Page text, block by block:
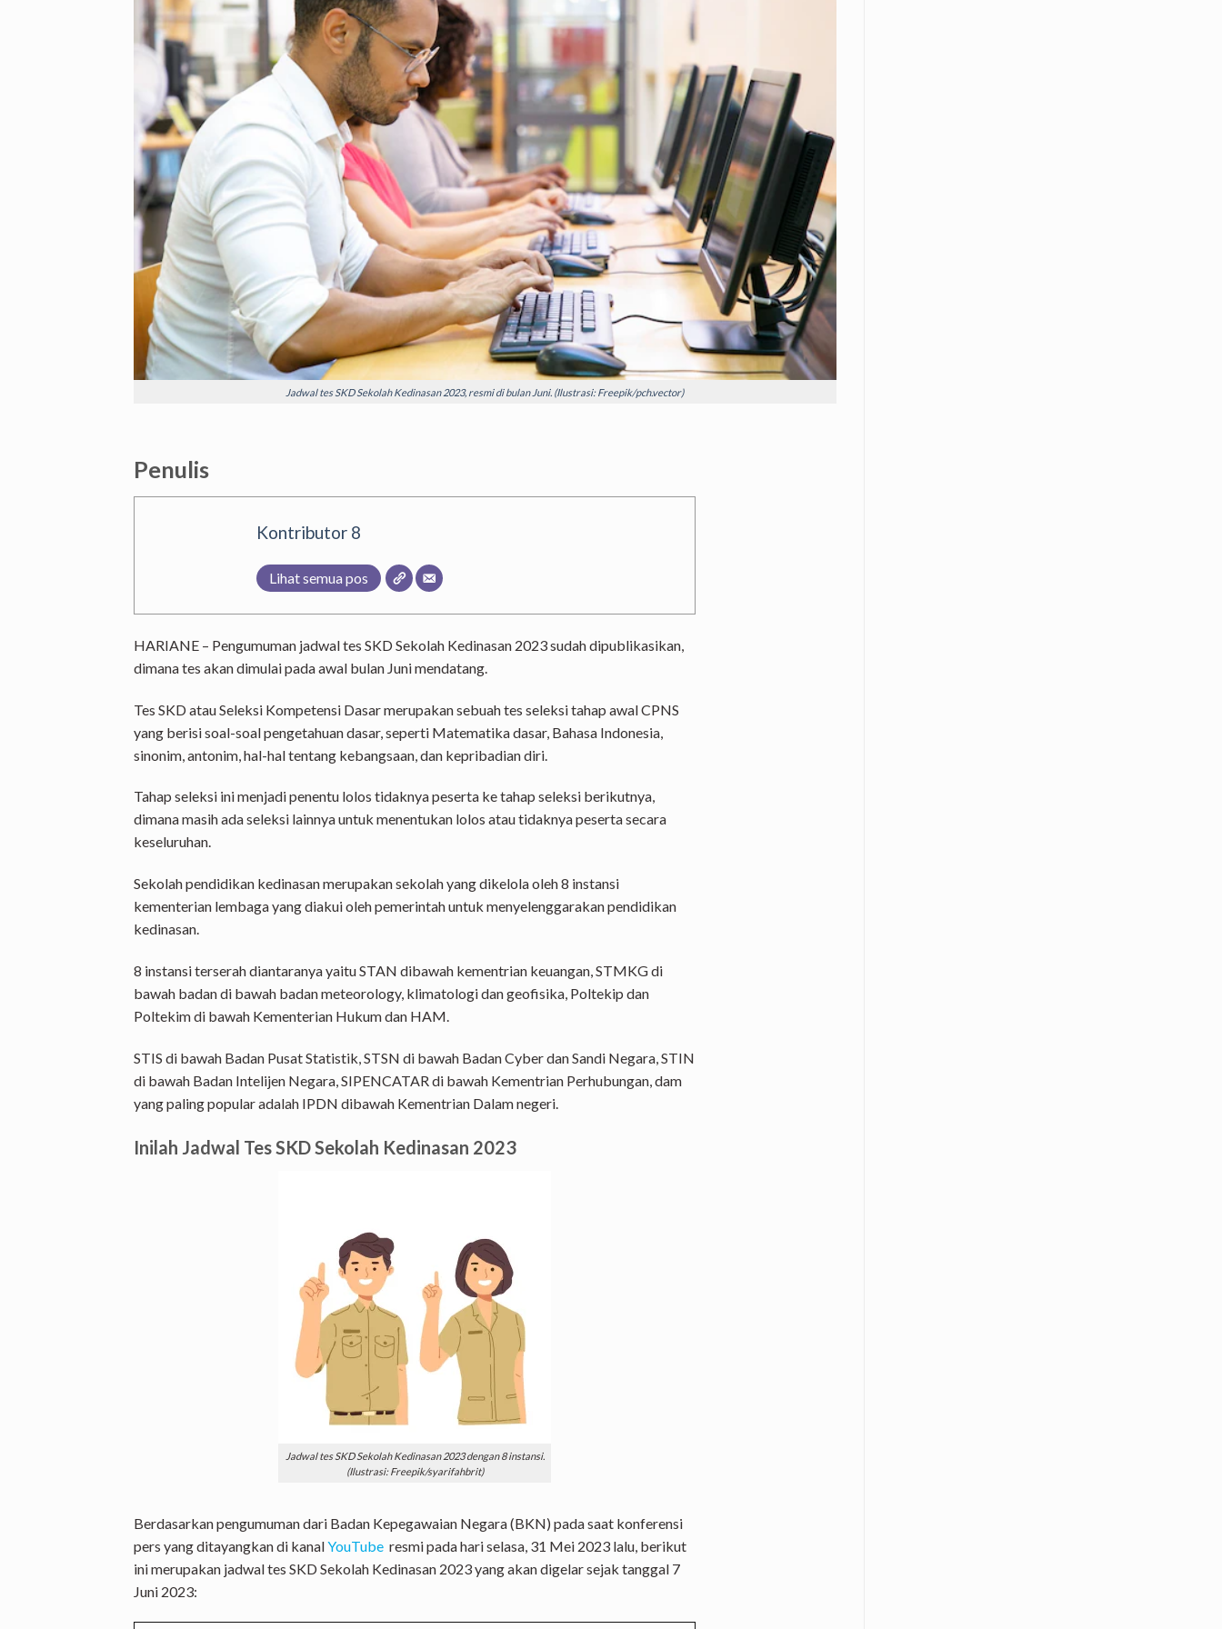
Jadwal tes SKD Sekolah Kedinasan 2023, resmi di bulan Juni. (Ilustrasi: Freepik/pch.vector)
Penulis
Kontributor 8
Lihat semua pos
HARIANE – Pengumuman jadwal tes SKD Sekolah Kedinasan 2023 sudah dipublikasikan,
dimana tes akan dimulai pada awal bulan Juni mendatang.
Tes SKD atau Seleksi Kompetensi Dasar merupakan sebuah tes seleksi tahap awal CPNS
yang berisi soal-soal pengetahuan dasar, seperti Matematika dasar, Bahasa Indonesia,
sinonim, antonim, hal-hal tentang kebangsaan, dan kepribadian diri.
Tahap seleksi ini menjadi penentu lolos tidaknya peserta ke tahap seleksi berikutnya,
dimana masih ada seleksi lainnya untuk menentukan lolos atau tidaknya peserta secara
keseluruhan.
Sekolah pendidikan kedinasan merupakan sekolah yang dikelola oleh 8 instansi
kementerian lembaga yang diakui oleh pemerintah untuk menyelenggarakan pendidikan
kedinasan.
8 instansi terserah diantaranya yaitu STAN dibawah kementrian keuangan, STMKG di
bawah badan di bawah badan meteorology, klimatologi dan geofisika, Poltekip dan
Poltekim di bawah Kementerian Hukum dan HAM.
STIS di bawah Badan Pusat Statistik, STSN di bawah Badan Cyber dan Sandi Negara, STIN
di bawah Badan Intelijen Negara, SIPENCATAR di bawah Kementrian Perhubungan, dam
yang paling popular adalah IPDN dibawah Kementrian Dalam negeri.
Inilah Jadwal Tes SKD Sekolah Kedinasan 2023
Jadwal tes SKD Sekolah Kedinasan 2023 dengan 8 instansi.
(Ilustrasi: Freepik/syarifahbrit)
Berdasarkan pengumuman dari Badan Kepegawaian Negara (BKN) pada saat konferensi
pers yang ditayangkan di kanalYouTube resmi pada hari selasa, 31 Mei 2023 lalu, berikut
ini merupakan jadwal tes SKD Sekolah Kedinasan 2023 yang akan digelar sejak tanggal 7
Juni 2023: